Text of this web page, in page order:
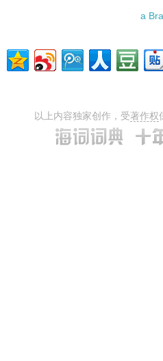
a
以上内容独家创作，受著作权